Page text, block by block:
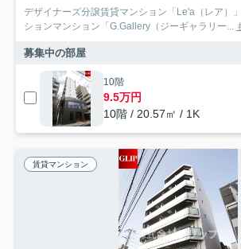
デザイナーズ分譲賃貸マンション「Le'a（レア）
ションマンション「G.Gallery（ジーギャラリー...
募集中の部屋
10階
9.5万円
10階 / 20.57㎡ / 1K
賃貸マンション